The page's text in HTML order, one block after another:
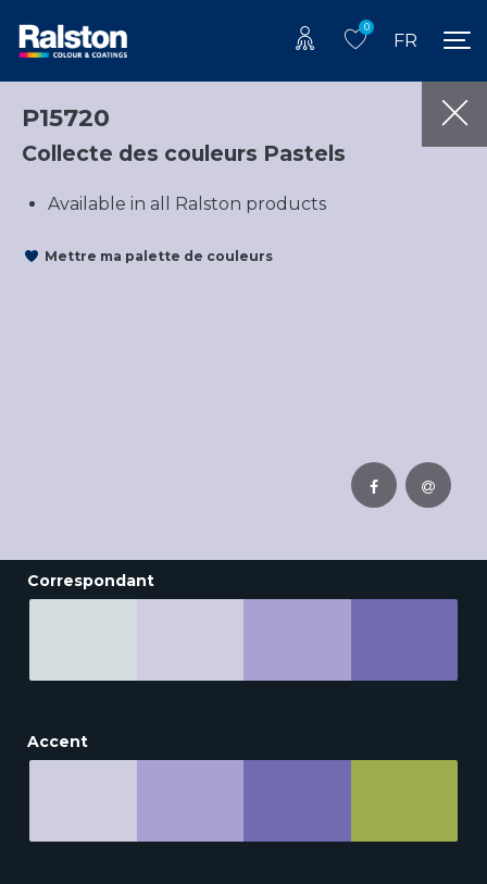
0
FR
P15720
Collecte des couleurs Pastels
Available in all Ralston products
Mettre ma palette de couleurs
Correspondant
Accent